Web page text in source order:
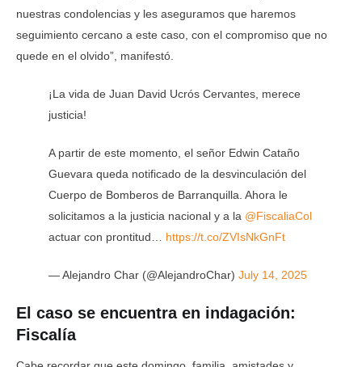
nuestras condolencias y les aseguramos que haremos
seguimiento cercano a este caso, con el compromiso que no
quede en el olvido”, manifestó.
¡La vida de Juan David Ucrós Cervantes, merece
justicia!
A partir de este momento, el señor Edwin Cataño
Guevara queda notificado de la desvinculación del
Cuerpo de Bomberos de Barranquilla. Ahora le
solicitamos a la justicia nacional y a la @FiscaliaCol
actuar con prontitud… https://t.co/ZVIsNkGnFt
— Alejandro Char (@AlejandroChar) July 14, 2025
El caso se encuentra en indagación:
Fiscalía